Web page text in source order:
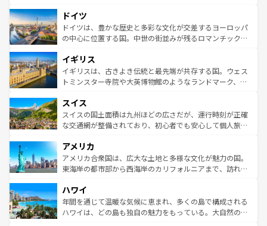
せる。地方によって風土や気候が異なるスペインはその個
性で訪れる人を魅了する。 なお、新着のスペイン情報は コ
ンテンツ一覧を参照してほしい。
で、幅広い魅力が詰まっている。華麗な宮殿、歴史的な大
聖堂、美しいビーチ、そして豊かな自然が、訪れる者を心
から魅了する。また、フランスは美食の国としても知ら
いる。シャンパンの発祥地であるランス、プロヴァンスの
香り高いラベンダー畑など、多彩な楽しみ方が可能だ。さ
らに、パリ以外の地域にも魅力が溢れており、どの街角に
れる地方に足を運ぶとそれぞれで全く異なる文化を体験で
きるだろう。 なお、新着のフランス情報はコンテンツ一覧
を参照してほしい。
ドイツ
ドイツは、豊かな歴史と多彩な文化が交差するヨーロッパ
の中心に位置する国。中世の街並みが残るロマンチック街
顔を持つこの国は、どこを歩いても飽きることがない。ベ
ルリンの文化的活気、バイエルン州のアルプスの絶景、そ
してライン川沿いのワイン畑といった風景は必見。ビール
は、お酒好きな人にはぜひ体験してほしい。 なお、新着の
ドイツ情報はコンテンツ一覧を参照してほしい。
イギリス
イギリスは、古きよき伝統と最先端が共存する国。ウェス
トミンスター寺院や大英博物館のようなランドマーク、歴
リアごとに異なる魅力がある。また、優雅なアフタヌーン
ティー、ビール好きにはたまらない英国パブ、サッカー観
戦など、本場だからこそできる体験も豊富。イギリスを旅
ンツ一覧を参照してほしい。
スイス
スイスの国土面積は九州ほどの広さだが、運行時刻が正確
な交通網が整備されており、初心者でも安心して個人旅行
の建物がそのまま残る町や、スイスならではのユニークな
博物館もあり、アルプス観光だけでなく町歩きも満喫する
ことができる。国民の所得が高いため物価も高いが、旅行
ば市内交通費無料で観光を楽しむこともできる。 なお、新
着のスイス情報はコンテンツ一覧 を参照してほしい。
アメリカ
アメリカ合衆国は、広大な土地と多様な文化が魅力の国。
東海岸の都市部から西海岸のカリフォルニアまで、訪れる
のような巨大都市は、観光、ショッピング、エンターテイ
ンメントが詰まった刺激的なスポットだ。一方、アメリカ
西部には大自然が広がり、グランドキャニオンやイエロー
ハワイ
年間を通じて温暖な気候に恵まれ、多くの島で構成される
ハワイは、どの島も独自の魅力をもっている。大自然の神